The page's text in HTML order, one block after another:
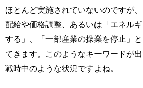
ほとんど実施されていないのですが
配給や価格調整、あるいは「エネル
する」、「一部産業の操業を停止」
てきます。このようなキーワードが出
戦時中のような状況ですよね。